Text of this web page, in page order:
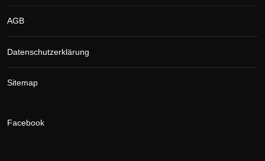
AGB
Datenschutzerklärung
Sitemap
Facebook